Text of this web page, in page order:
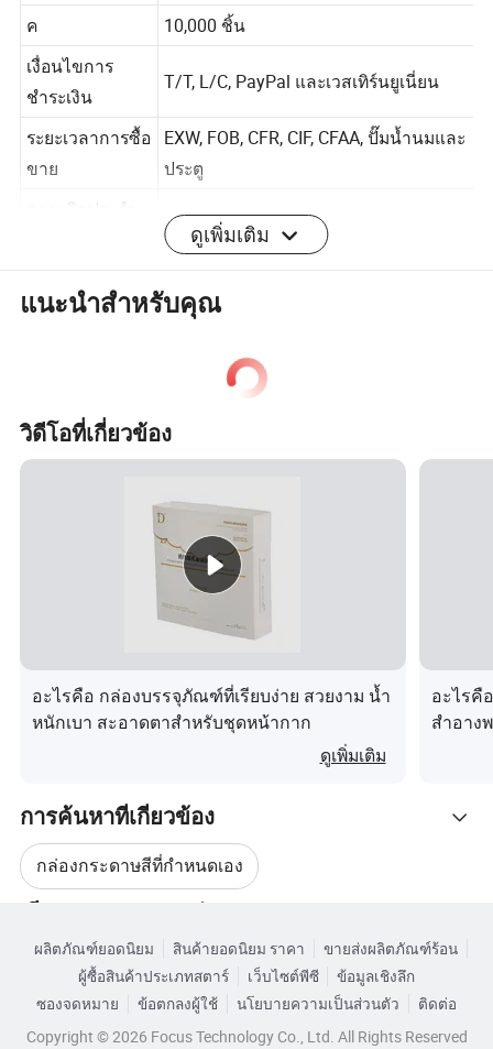
สินค้า
ค
เงื่อนไขการ
T/T, L/C, PayPal และเวสเทิร์นยูเนี่ยน
ระยะเวลาการซื้อ EXW, FOB, CFR, CIF, CFAA, ปั๊มน้ำนมและ
วัน
1500,000 ชิ้น
ISO 9001, ISO14001, ISO2142000 และ
มีจำหน่ายที่ปรับแต่ง , OEM และ ODM
ผู้ผลิต
กระดาษ Yสตาร์
ตั้งแต่ปี 2007
ตำแหน่ง
เซี่ยงไฮ้ / ซูโจว
การ
การรับรอง
ISO 9001, ISO14001, ISO2142000 และ FSC
พนักงาน
พนักงาน 80 คน
เลือกโดย
กล่องกระดาษแข็งสีขาวกล่องกระดาษบรรจุ
ของ Kraft
กล่องรองรับบอร์ดหลัง Kraft แบบหลายชั้น
กล่องกระดาษลูกฟูก
ดูเพิ่มเติม
แนะนำสำหรับคุณ
วิดีโอที่เกี่ยวข้อง
อะไรคือ กล่องบรรจุภัณฑ์ที่เรียบง่าย สวยงาม น้ำ
หนักเบา สะอาดตาสำหรับชุดหน้ากาก
ดูเพิ่มเติม
อะไรคื
สำอาง
การค้นหาที่เกี่ยวข้อง
กล่องกระดาษสีที่กำหนดเอง
กล่องบรรจุภัณฑ์แบบกล่อง กล่องพีวีซีที่กำหนดเอง
ผลิตภัณฑ์ยอดนิยม สินค้ายอดนิยม ราคา
ขายส่งผลิตภัณฑ์ร้อน
ผู้ซื้อสินค้าประเภทสตาร์
เว็บไซต์พีซี
ข้อมูลเชิงลึก
ซองจดหมาย
ข้อตกลงผู้ใช้ นโยบายความเป็นส่วนตัว
ติดต่อ
Copyright © 2026 Focus Technology Co., Ltd. All Rights Reserved